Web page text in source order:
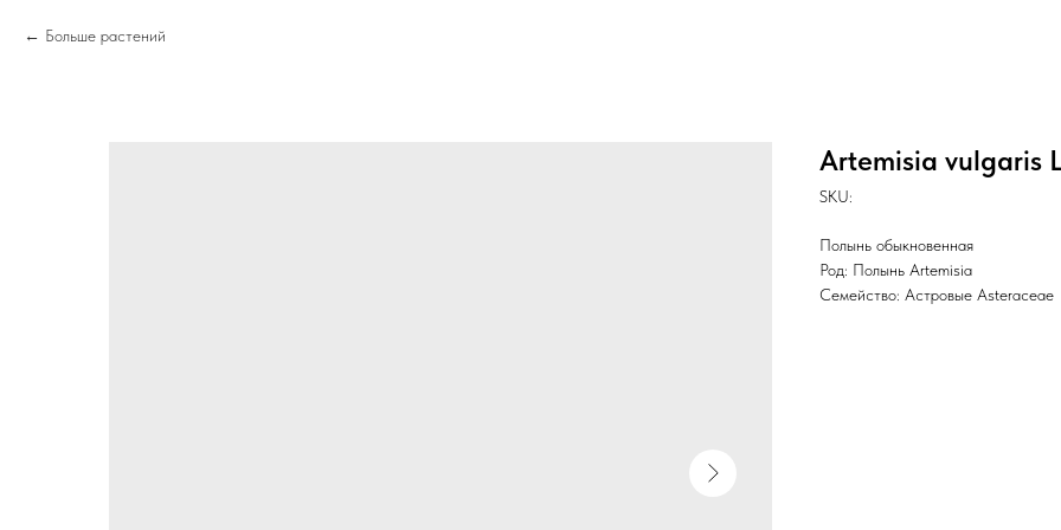
Больше растений
Artemisia vulgaris
SKU:
Полынь обыкновенная
Род: Полынь Artemisia
Семейство: Астровые Asteraceae